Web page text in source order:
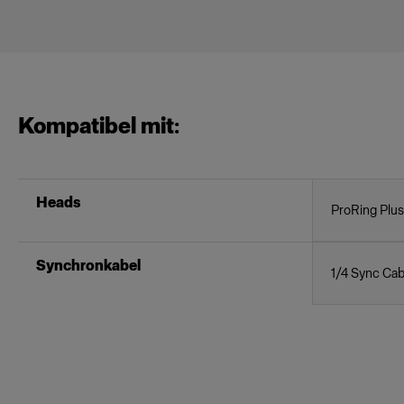
Kompatibel mit:
Heads ProRing Plus
Synchronkabel 1/4 Sync